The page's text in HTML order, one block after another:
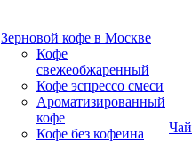
Зерновой кофе в Москве
Кофе
свежеобжаренный
Кофе эспрессо смеси
Ароматизированный
кофе
Кофе без кофеина
Чай